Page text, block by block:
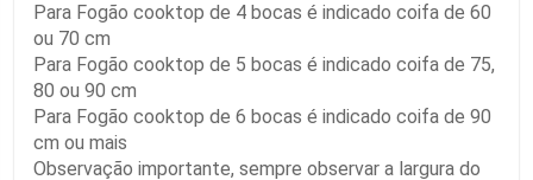
Para Fogão cooktop de 4 bocas é indicado coifa de 60
ou 70 cm
Para Fogão cooktop de 5 bocas é indicado coifa de 75,
80 ou 90 cm
Para Fogão cooktop de 6 bocas é indicado coifa de 90
cm ou mais
Observação importante, sempre observar a largura do